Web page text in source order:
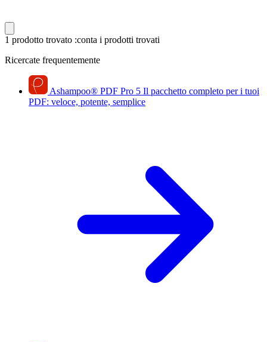
1 prodotto trovato :conta i prodotti trovati
Ricercate frequentemente
Ashampoo® PDF Pro 5 Il pacchetto completo per i tuoi
PDF: veloce, potente, semplice